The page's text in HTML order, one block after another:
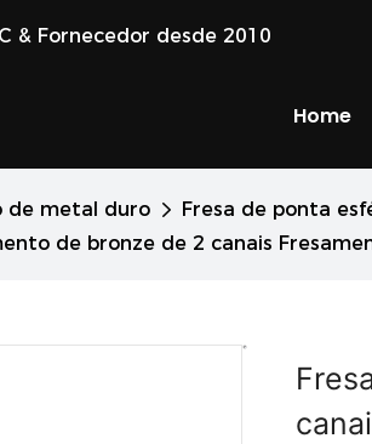
& Fornecedor desde 2010
Home
de metal duro
Fresa de ponta
de bronze de 2 canais